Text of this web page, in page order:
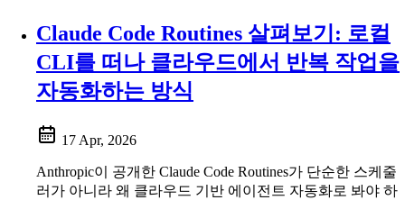
Claude Code Routines 살펴보기: 로컬
CLI를 떠나 클라우드에서 반복 작업을
자동화하는 방식
17 Apr, 2026
Anthropic이 공개한 Claude Code Routines가 단순한 스케줄
러가 아니라 왜 클라우드 기반 에이전트 자동화로 봐야 하